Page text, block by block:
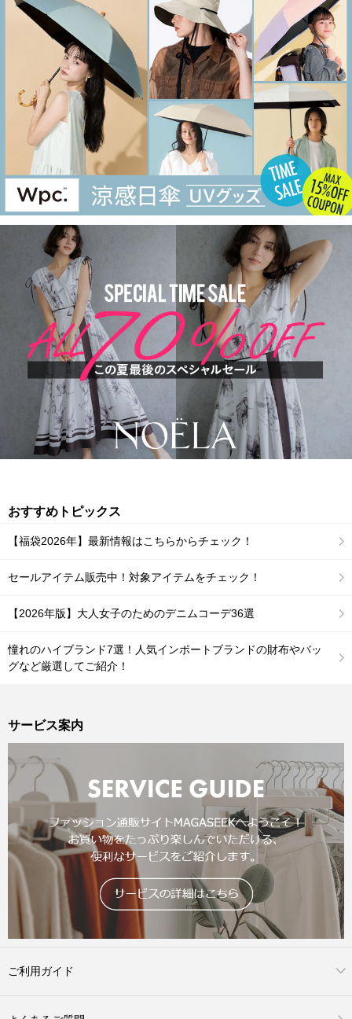
おすすめトピックス
【福袋2026年】最新情報はこちらからチェック！
セールアイテム販売中！対象アイテムをチェック！
【2026年版】大人女子のためのデニムコーデ36選
憧れのハイブランド7選！人気インポートブランドの財布やバッ
グなど厳選してご紹介！
サービス案内
ご利用ガイド